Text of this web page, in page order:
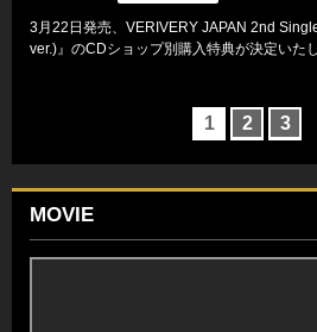
3月22日発売、VERIVERY JAPAN 2nd
ver.)』のCDショップ別購入特典が決定いた
1 2 3
MOVIE